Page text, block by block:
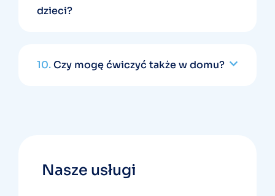
dzieci?
10.Czy mogę ćwiczyć także w domu?
Nasze usługi